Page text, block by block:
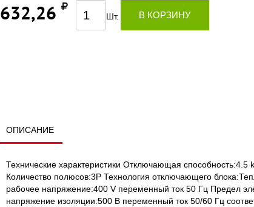
632,26 Шт. В КОРЗИНУ
ОПИСАНИЕ
Технические характеристики Отключающая
Количество полюсов:3P Технология отключающего
рабочее напряжение:400 V переменный ток 50 Гц Предел
напряжение изоляции:500 В переменный ток 50/60 Гц